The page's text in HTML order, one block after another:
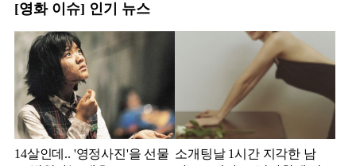
[영화 이슈] 인기 뉴스
14살인데.. '영정사진'을 선물 소개팅날 1시간 지각한 남